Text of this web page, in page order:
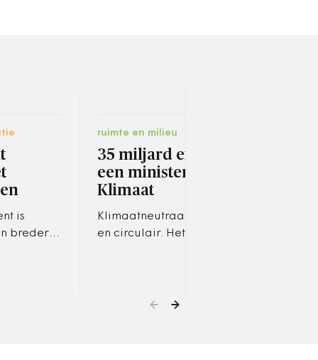
is
breder
ruimte en milieu
35 miljard extra en
een minister voor
Klimaat
Klimaatneutraal, fossielvrij
en circulair. Het kabinet trekt